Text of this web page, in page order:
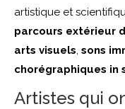
artistique et
parcours extérieur
arts visuels, sons
chorégraphiques in
Artistes qui